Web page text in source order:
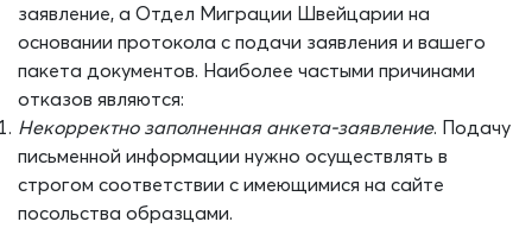
заявление, а Отдел Миграции Швейцарии на
основании протокола с подачи заявления и вашего
пакета документов. Наиболее частыми причинами
отказов являются:
Некорректно заполненная анкета-заявление. Подачу
письменной информации нужно осуществлять в
строгом соответствии с имеющимися на сайте
посольства образцами.